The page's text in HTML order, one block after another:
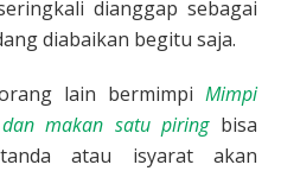
dianggap sebagai
diabaikan begitu saja.
lain bermimpi Mimpi
makan satu piringbisa
atau isyarat akan